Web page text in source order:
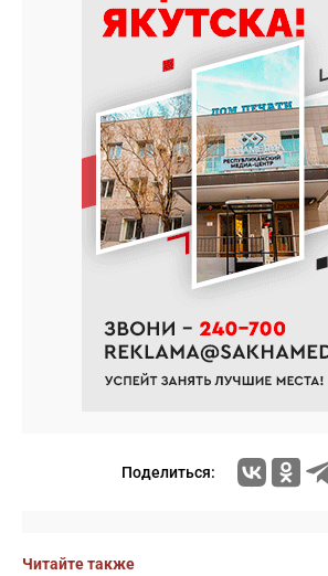
Поделиться:
Читайте также